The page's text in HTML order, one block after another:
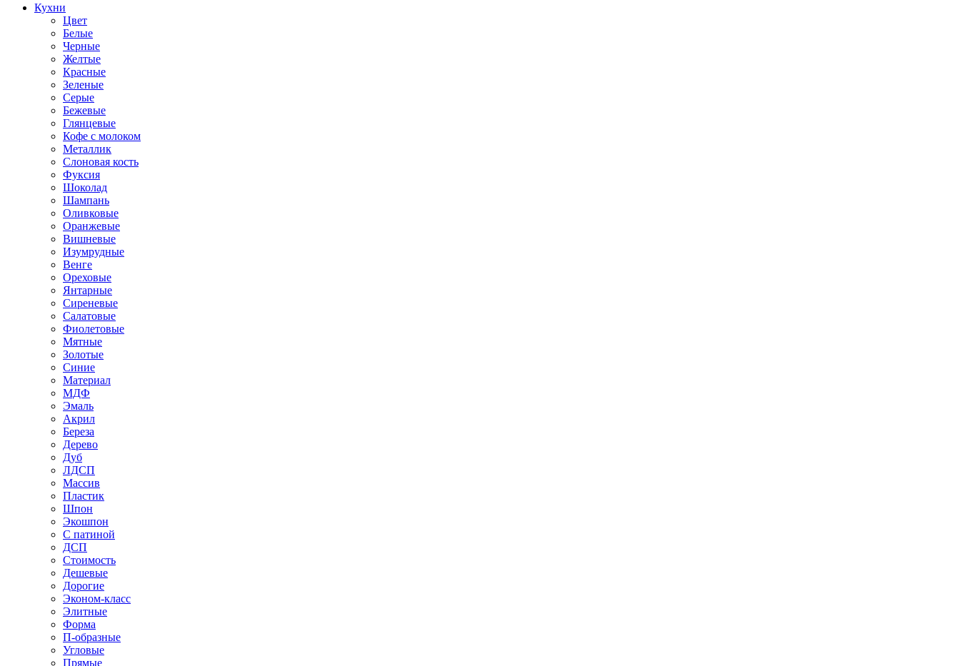
Кухни
Цвет
Белые
Черные
Желтые
Красные
Зеленые
Серые
Бежевые
Глянцевые
Кофе с молоком
Металлик
Слоновая кость
Фуксия
Шоколад
Шампань
Оливковые
Оранжевые
Вишневые
Изумрудные
Венге
Ореховые
Янтарные
Сиреневые
Салатовые
Фиолетовые
Мятные
Золотые
Синие
Материал
МДФ
Эмаль
Акрил
Береза
Дерево
Дуб
ЛДСП
Массив
Пластик
Шпон
Экошпон
С патиной
ДСП
Стоимость
Дешевые
Дорогие
Эконом-класс
Элитные
Форма
П-образные
Угловые
Прямые